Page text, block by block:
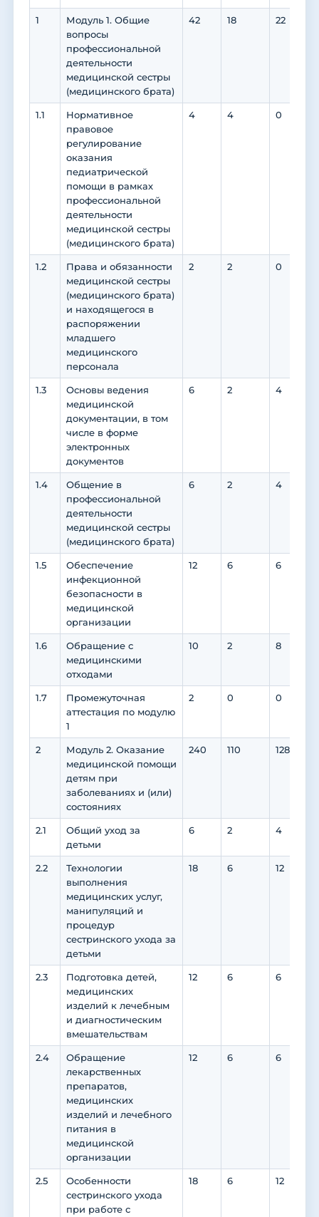
1
Модуль 1. Общие
вопросы
профессиональной
деятельности
медицинской сестры
(медицинского брата)
42 18 22
1.1
Нормативное
правовое
регулирование
оказания
педиатрической
помощи в рамках
профессиональной
деятельности
медицинской сестры
(медицинского брата)
4 4 0
1.2
Права и обязанности
медицинской сестры
(медицинского брата)
и находящегося в
распоряжении
младшего
медицинского
персонала
2 2 0
1.3
Основы ведения
медицинской
документации, в том
числе в форме
электронных
документов
6 2 4
1.4
Общение в
профессиональной
деятельности
медицинской сестры
(медицинского брата)
6 2 4
1.5
Обеспечение
инфекционной
безопасности в
медицинской
организации
12 6 6
1.6
Обращение с
медицинскими
отходами
10 2 8
1.7
Промежуточная
аттестация по модулю
1
2 0 0
2
Модуль 2. Оказание
медицинской помощи
детям при
заболеваниях и (или)
состояниях
240 110 128
2.1
Общий уход за
детьми
6 2 4
2.2
Технологии
выполнения
медицинских услуг,
манипуляций и
процедур
сестринского ухода за
детьми
18 6 12
2.3
Подготовка детей,
медицинских
изделий к лечебным
и диагностическим
вмешательствам
12 6 6
2.4
Обращение
лекарственных
препаратов,
медицинских
изделий и лечебного
питания в
медицинской
организации
12 6 6
2.5
Особенности
сестринского ухода
при работе с
18 6 12